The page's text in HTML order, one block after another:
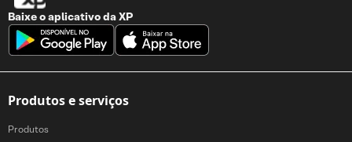
Baixe o aplicativo daXP
Produtos e serviços
Produtos